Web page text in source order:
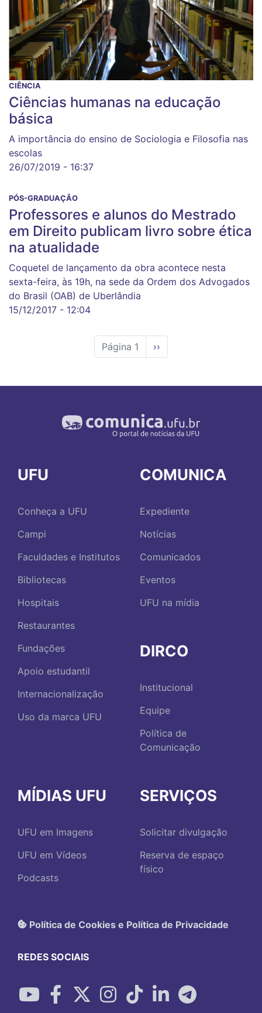
CIÊNCIA
Ciências humanas na educação
básica
A importância do ensino de Sociologia e Filosofia nas
escolas
26/07/2019 - 16:37
PÓS-GRADUAÇÃO
Professores e alunos do Mestrado
em Direito publicam livro sobre ética
na atualidade
Coquetel de lançamento da obra acontece nesta
sexta-feira, às 19h, na sede da Ordem dos Advogados
do Brasil (OAB) de Uberlândia
15/12/2017 - 12:04
Página 1
Próxima
página
››
UFU
Conheça a UFU
Campi
Faculdades e Institutos
Bibliotecas
Hospitais
Restaurantes
Fundações
Apoio estudantil
Internacionalização
Uso da marca UFU
COMUNICA
Expediente
Notícias
Comunicados
Eventos
UFU na mídia
DIRCO
Institucional
Equipe
Política de
Comunicação
MÍDIAS UFU
UFU em Imagens
UFU em Vídeos
Podcasts
SERVIÇOS
Solicitar divulgação
Reserva de espaço
físico
Política de Cookies e Política de Privacidade
REDES SOCIAIS